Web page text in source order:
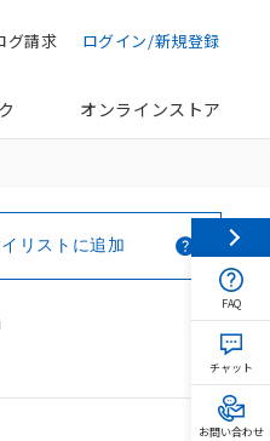
ログイン/新規登録
グ請求
オンラインストア
リストに追加
FAQ
チャット
お問い合わせ